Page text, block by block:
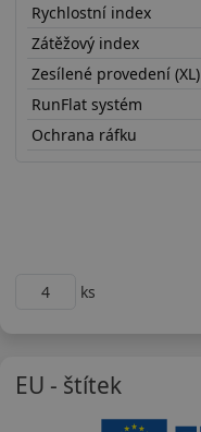
Rychlostní index
Zátěžový index
Zesílené provedení (XL)
RunFlat systém
Ochrana ráfku
ks
EU - štítek